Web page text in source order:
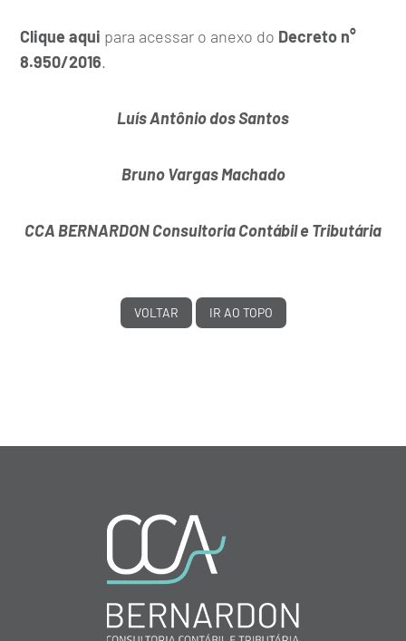
Clique aqui para acessar o anexo do Decreto n°
8.950/2016.
Luís Antônio dos Santos
Bruno Vargas Machado
CCA BERNARDON Consultoria Contábil e Tributária
VOLTAR IR AO TOPO